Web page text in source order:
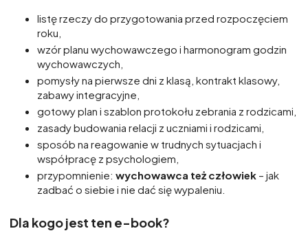
listę rzeczy do przygotowania przed rozpoczęciem
roku,
wzór planu wychowawczego i harmonogram godzin
wychowawczych,
pomysły na pierwsze dni z klasą, kontrakt klasowy,
zabawy integracyjne,
gotowy plan i szablon protokołu zebrania z rodzicami,
zasady budowania relacji z uczniami i rodzicami,
sposób na reagowanie w trudnych sytuacjach i
współpracę z psychologiem,
przypomnienie: wychowawca też człowiek – jak
zadbać o siebie i nie dać się wypaleniu.
Dla kogo jest ten e-book?